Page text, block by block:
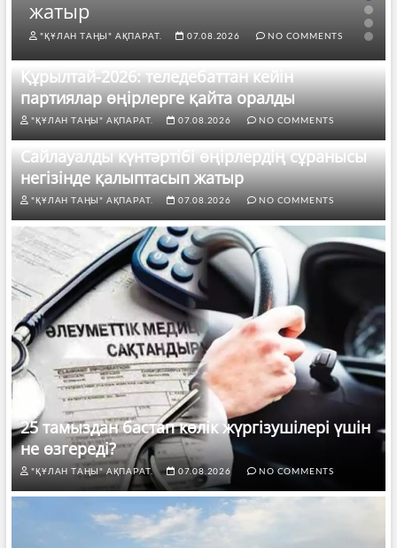
жатыр
"ҚҰЛАН ТАҢЫ" АҚПАРАТ. 07.08.2026 NO COMMENTS
Құрылтай-2026: теледебаттан кейін
партиялар өңірлерге қайта оралды
"ҚҰЛАН ТАҢЫ" АҚПАРАТ. 07.08.2026 NO COMMENTS
Сайлауалды күнтәртібі өңірлердің сұранысы
негізінде қалыптасып жатыр
"ҚҰЛАН ТАҢЫ" АҚПАРАТ. 07.08.2026 NO COMMENTS
25 тамыздан бастап көлік жүргізушілері үшін
не өзгереді?
"ҚҰЛАН ТАҢЫ" АҚПАРАТ. 07.08.2026 NO COMMENTS